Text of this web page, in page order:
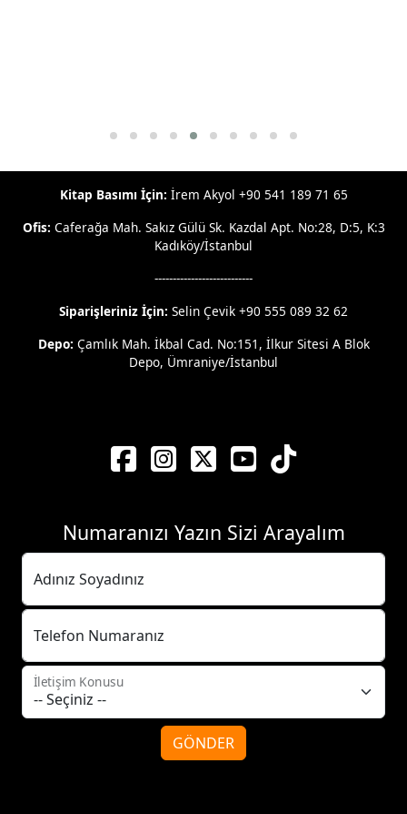
Kitap Basımı İçin: İrem Akyol +90 541 189 71 65
Ofis: Caferağa Mah. Sakız Gülü Sk. Kazdal Apt. No:28, D:5, K:3
Kadıköy/İstanbul
---------------------------
Siparişleriniz İçin: Selin Çevik +90 555 089 32 62
Depo: Çamlık Mah. İkbal Cad. No:151, İlkur Sitesi A Blok
Depo, Ümraniye/İstanbul
Numaranızı Yazın Sizi Arayalım
Adınız Soyadınız
Telefon Numaranız
İletişim Konusu
GÖNDER